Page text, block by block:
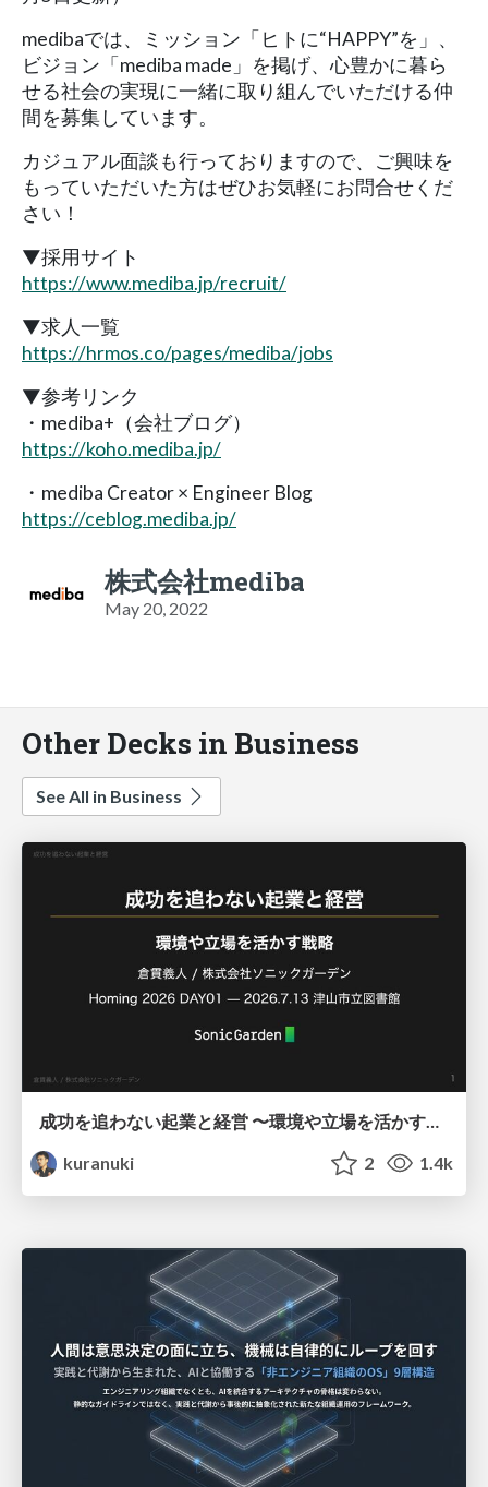
medibaでは、ミッション「ヒトに“HAPPY”を」、
ビジョン「mediba made」を掲げ、心豊かに暮ら
せる社会の実現に一緒に取り組んでいただける仲
間を募集しています。
カジュアル面談も行っておりますので、ご興味を
もっていただいた方はぜひお気軽にお問合せくだ
さい！
▼採用サイト
https://www.mediba.jp/recruit/
▼求人一覧
https://hrmos.co/pages/mediba/jobs
▼参考リンク
・mediba+（会社ブログ）
https://koho.mediba.jp/
・mediba Creator × Engineer Blog
https://ceblog.mediba.jp/
株式会社mediba
May 20, 2022
Other Decks in Business
See All in Business
成功を追わない起業と経営 〜環境や立場を活かす戦略（Homing 2026）
kuranuki
2 1.4k